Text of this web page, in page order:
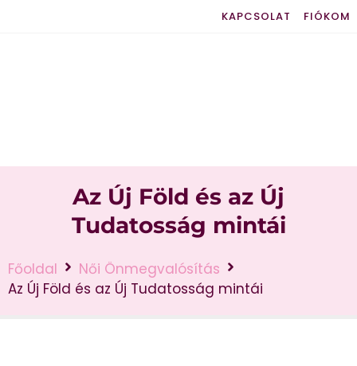
KAPCSOLAT FIÓKOM
Az Új Föld és az Új
Tudatosság mintái
Főoldal
Női Önmegvalósítás
Az Új Föld és az Új Tudatosság mintái